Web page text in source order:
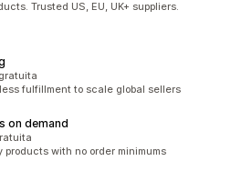
Trusted US, EU, UK+ suppliers.
fulfillment to scale global sellers
on demand
with no order minimums